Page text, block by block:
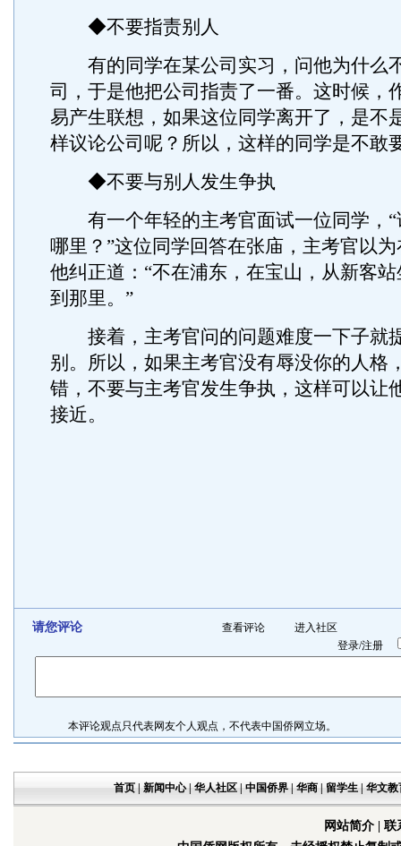
◆不要指责别人
有的同学在某公司实习，问他为什么
司，于是他把公司指责了一番。这时候，
易产生联想，如果这位同学离开了，是不
样议论公司呢？所以，这样的同学是不敢
◆不要与别人发生争执
有一个年轻的主考官面试一位同学，“
哪里？”这位同学回答在张庙，主考官以
他纠正道：“不在浦东，在宝山，从新客
到那里。”
接着，主考官问的问题难度一下子就
别。所以，如果主考官没有辱没你的人格
错，不要与主考官发生争执，这样可以让
接近。
请您评论 查看评论
进入社区
登录/注册
本评论观点只代表网友个人观点，不代表中国侨网立场。
首页| 新闻中心| 华人社区| 中国侨界| 华商| 留学生| 华文教
网站简介| 联